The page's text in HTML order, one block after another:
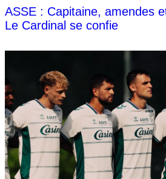
ASSE : Capitaine, amendes
Le Cardinal se confie